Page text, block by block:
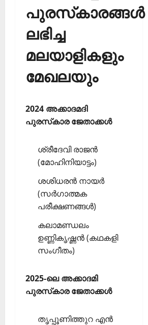
പുരസ്‌കാരങ്ങള്‍
ലഭിച്ച
മലയാളികളും
മേഖലയും
2024 അക്കാദമദി
പുരസ്‌കാര ജേതാക്കള്‍
ശ്രീദേവി രാജന്‍
(മോഹിനിയാട്ടം)
ശശിധരന്‍ നായര്‍
(സര്‍ഗാത്മക
പരീക്ഷണങ്ങള്‍)
കലാമണ്ഡലം
ഉണ്ണികൃഷ്ണന്‍ (കഥകളി
സംഗീതം)
2025-ലെ അക്കാദമി
പുരസ്‌കാര ജേതാക്കള്‍
തൃപ്പൂണിത്തുറ എന്‍